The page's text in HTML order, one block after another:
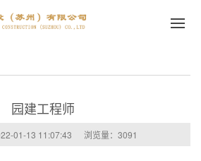
园建工程师
01-13 11:07:43 浏览量：3091